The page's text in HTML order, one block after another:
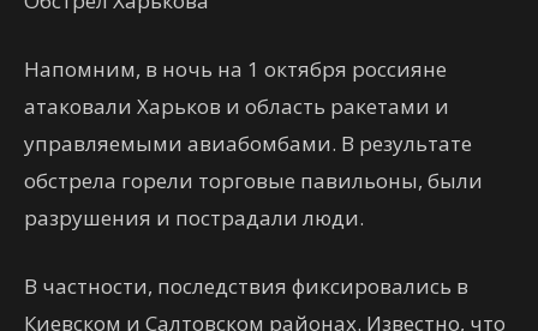
Напомним, в ночь на 1 октября россияне
атаковали Харьков и область ракетами и
управляемыми авиабомбами. В результате
обстрела горели торговые павильоны, были
разрушения и пострадали люди.
В частности, последствия фиксировались в
Киевском и Салтовском районах. Известно, что